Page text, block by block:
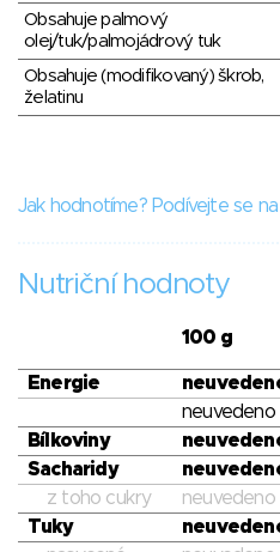
Obsahuje palmový
olej/tuk/palmojádrový tuk
Obsahuje (modifikovaný) škrob,
želatinu
Jak hodnotíme? Podívejte se
Nutriční hodnoty
100 g
Energie
neuvedeno
Bílkoviny
Sacharidy
z toho cukry
neuvedeno
Tuky